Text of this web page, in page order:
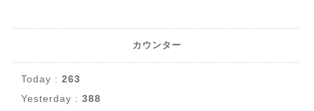
カウンター
Today : 263
Yesterday : 388